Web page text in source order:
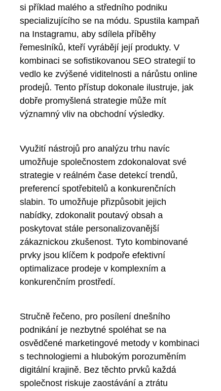
si příklad malého a středního podniku
specializujícího se na módu. Spustila kampaň
na Instagramu, aby sdílela příběhy
řemeslníků, kteří vyrábějí její produkty. V
kombinaci se sofistikovanou SEO strategií to
vedlo ke zvýšené viditelnosti a nárůstu online
prodejů. Tento přístup dokonale ilustruje, jak
dobře promyšlená strategie může mít
významný vliv na obchodní výsledky.
Využití nástrojů pro analýzu trhu navíc
umožňuje společnostem zdokonalovat své
strategie v reálném čase detekcí trendů,
preferencí spotřebitelů a konkurenčních
slabin. To umožňuje přizpůsobit jejich
nabídky, zdokonalit poutavý obsah a
poskytovat stále personalizovanější
zákaznickou zkušenost. Tyto kombinované
prvky jsou klíčem k podpoře efektivní
optimalizace prodeje v komplexním a
konkurenčním prostředí.
Stručně řečeno, pro posílení dnešního
podnikání je nezbytné spoléhat se na
osvědčené marketingové metody v kombinaci
s technologiemi a hlubokým porozuměním
digitální krajině. Bez těchto prvků každá
společnost riskuje zaostávání a ztrátu